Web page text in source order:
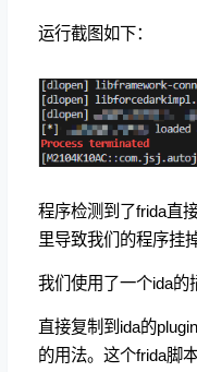
运行截图如下：
程序检测到了frida直
里导致我们的程序挂
我们使用了一个ida的
直接复制到ida的
的用法。这个frida脚